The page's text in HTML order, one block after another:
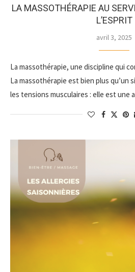
LA MASSOTHÉRAPIE AU
L’ESPRIT
avril 3, 2025
La massothérapie, une discipline qui
La massothérapie est bien plus qu’un
les tensions musculaires : elle est une